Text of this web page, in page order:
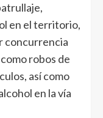
en el territorio,
concurrencia
robos de
así como
en la vía